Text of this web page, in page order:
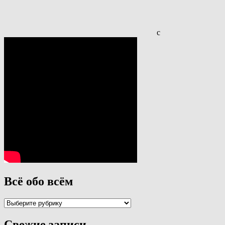
с
Всё обо всём
Всё
всём